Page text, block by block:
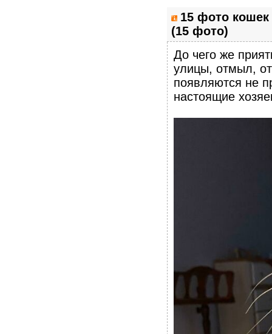
15 фото
(15 фото)
До чего же
улицы, отмыл,
появляются не
настоящие